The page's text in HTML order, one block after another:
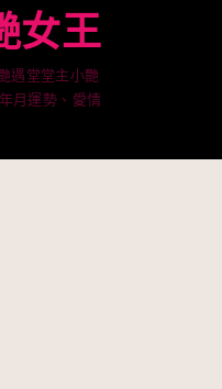
女王
遇堂堂主小艷
月運勢、愛情